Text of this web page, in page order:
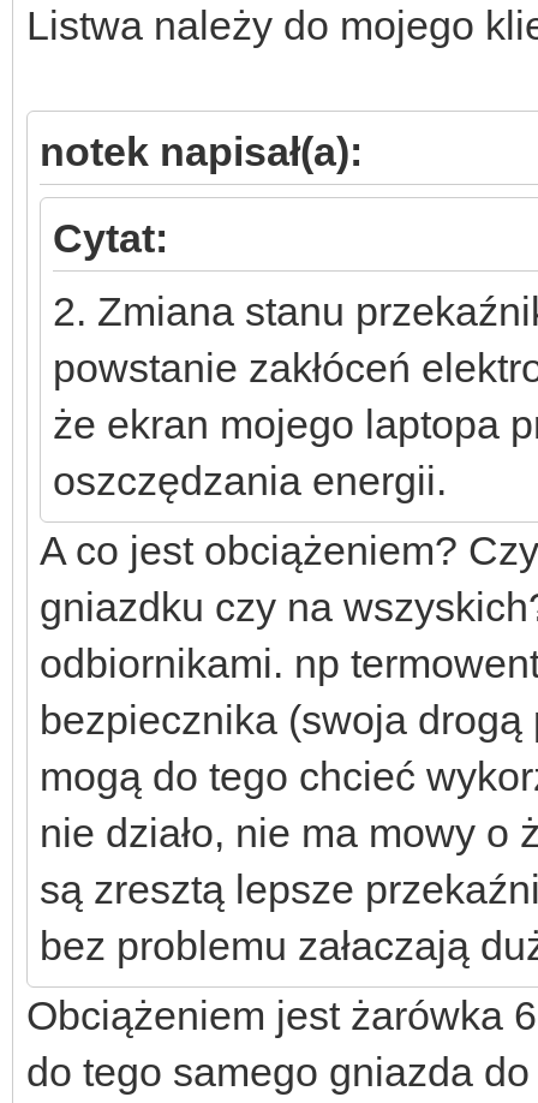
Listwa należy do mojego
notek napisał(a):
Cytat:
2. Zmiana stanu
powstanie zakłóceń
że ekran mojego laptopa
oszczędzania energii.
A co jest obciążeniem?
gniazdku czy na
odbiornikami. np
bezpiecznika (swoja
mogą do tego chcieć
nie działo, nie ma mowy o
są zresztą lepsze
bez problemu załaczają
Obciążeniem jest żarówka
do tego samego gniazda